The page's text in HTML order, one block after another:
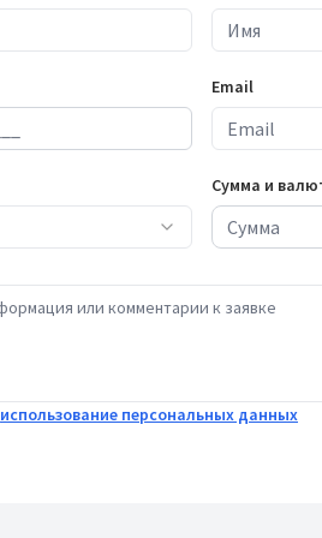
Email
Сумма и
использование персональных данных